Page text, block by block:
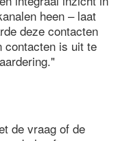
heen – laat
deze contacten
contacten is uit te
de vraag of de